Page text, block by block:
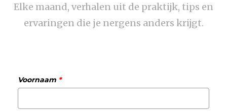
Elke maand, verhalen uit de praktijk, tips en
ervaringen die je nergens anders krijgt.
Voornaam *